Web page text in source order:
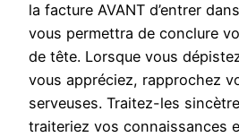
la facture AVANT d’entrer
vous permettra de conclure
de tête. Lorsque vous
vous appréciez, rapprochez
serveuses. Traitez-les
traiteriez vos connaissances